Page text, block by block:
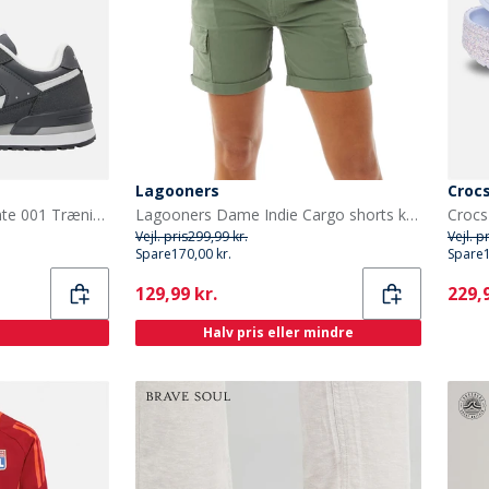
Ellesse Herre Harvey Dante 001 Træningssko Dark Grey
Lagooners
Lagooners Dame Indie Cargo shorts kakigrøn
Vejl. pris299,99 kr.
Spare170,00 kr.
Current
129,99 kr.
Halv pris eller mindre
Crocs
Vejl.
Spare